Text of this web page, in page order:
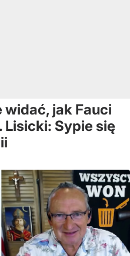
jak Fauci
Lisicki: Sypie się